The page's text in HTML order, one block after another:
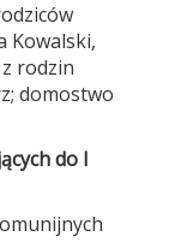
Kowalski,
rodzin
domostwo
do I